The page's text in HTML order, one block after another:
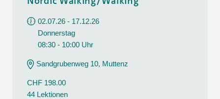
02.07.26 - 17.12.26
Donnerstag
08:30 - 10:00 Uhr
Sandgrubenweg 10, Muttenz
CHF 198.00
44 Lektionen